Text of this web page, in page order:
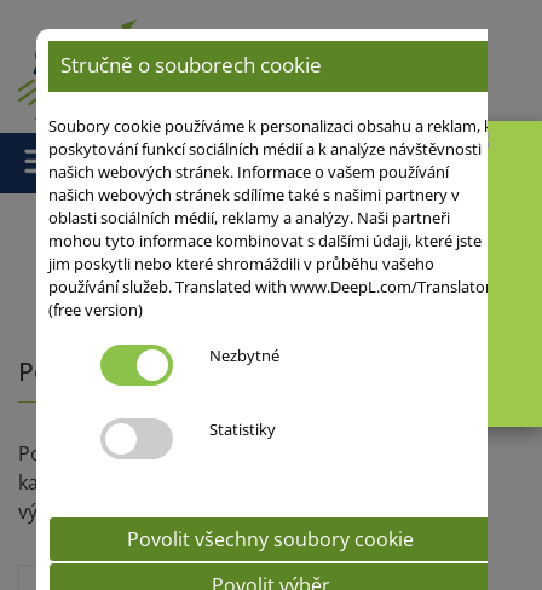
Domů/Pšenice/Pekařská pšenice/ Po ničem nepátrej, sej
PATRAS!
Po ničem nepátrej, sej PATRAS!
Po ničem nepátrej, sej PATRAS! Tak zní reklamní
kampaň na odrůdu, která díky své oblibě velmi
významně narůstá na pěstebních plochách.
Myšlenka tohoto hesla pochází z logiky věci.
Stručně o souborech cookie
Soubory cookie používáme k personalizaci obsahu a reklam, k
poskytování funkcí sociálních médií a k analýze návštěvnosti
našich webových stránek. Informace o vašem používání
našich webových stránek sdílíme také s našimi partnery v
oblasti sociálních médií, reklamy a analýzy. Naši partneři
mohou tyto informace kombinovat s dalšími údaji, které jste
jim poskytli nebo které shromáždili v průběhu vašeho
používání služeb. Translated with www.DeepL.com/Translator
(free version)
Nezbytné
Statistiky
Povolit všechny soubory cookie